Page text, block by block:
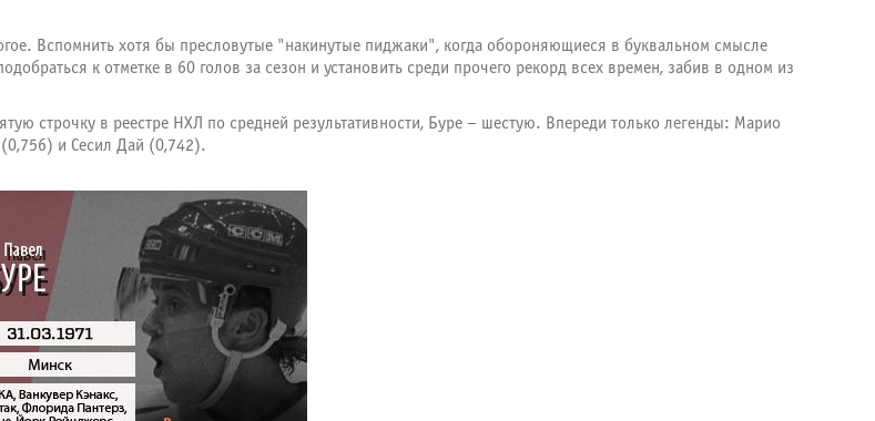
Вспомнить хотя бы пресловутые "накинутые пиджаки", когда обороняющиеся в буквальном смысле
к отметке в 60 голов за сезон и установить среди прочего рекорд всех времен, забив в одном из
строчку в реестре НХЛ по средней результативности, Буре – шестую. Впереди только легенды: Марио
и Сесил Дай (0,742).